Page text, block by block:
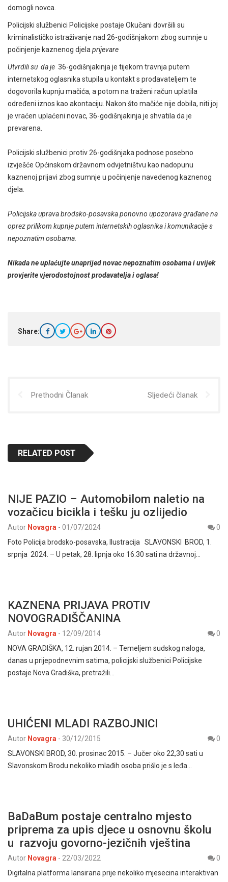
domogli novca.
Policijski službenici Policijske postaje Okučani dovršili su
kriminalističko istraživanje nad 26-godišnjakom zbog sumnje u
počinjenje kaznenog djela prijevare
Utvrdili su da je 36-godišnjakinja je tijekom travnja putem
internetskog oglasnika stupila u kontakt s prodavateljem te
dogovorila kupnju mačića, a potom na traženi račun uplatila
određeni iznos kao akontaciju. Nakon što mačiće nije dobila, niti joj
je vraćen uplaćeni novac, 36-godišnjakinja je shvatila da je
prevarena.
Policijski službenici protiv 26-godišnjaka podnose posebno
izvješće Općinskom državnom odvjetništvu kao nadopunu
kaznenoj prijavi zbog sumnje u počinjenje navedenog kaznenog
djela.
Policijska uprava brodsko-posavska ponovno upozorava građane na
oprez prilikom kupnje putem internetskih oglasnika i komunikacije s
nepoznatim osobama.
Nikada ne uplaćujte unaprijed novac nepoznatim osobama i uvijek
provjerite vjerodostojnost prodavatelja i oglasa!
Share:
Prethodni Članak Sljedeći članak
RELATED POST
NIJE PAZIO – Automobilom naletio na
vozačicu bicikla i tešku ju ozlijedio
Autor Novagra - 01/07/2024
0
Foto Policija brodsko-posavska, Ilustracija SLAVONSKI BROD, 1.
srpnja 2024. – U petak, 28. lipnja oko 16:30 sati na državnoj…
KAZNENA PRIJAVA PROTIV
NOVOGRADIŠČANINA
Autor Novagra - 12/09/2014
0
NOVA GRADIŠKA, 12. rujan 2014. – Temeljem sudskog naloga,
danas u prijepodnevnim satima, policijski službenici Policijske
postaje Nova Gradiška, pretražili…
UHIĆENI MLADI RAZBOJNICI
Autor Novagra - 30/12/2015
0
SLAVONSKI BROD, 30. prosinac 2015. – Jučer oko 22,30 sati u
Slavonskom Brodu nekoliko mlađih osoba prišlo je s leđa…
BaDaBum postaje centralno mjesto
priprema za upis djece u osnovnu školu
u razvoju govorno-jezičnih vještina
Autor Novagra - 22/03/2022
0
Digitalna platforma lansirana prije nekoliko mjesecina interaktivan